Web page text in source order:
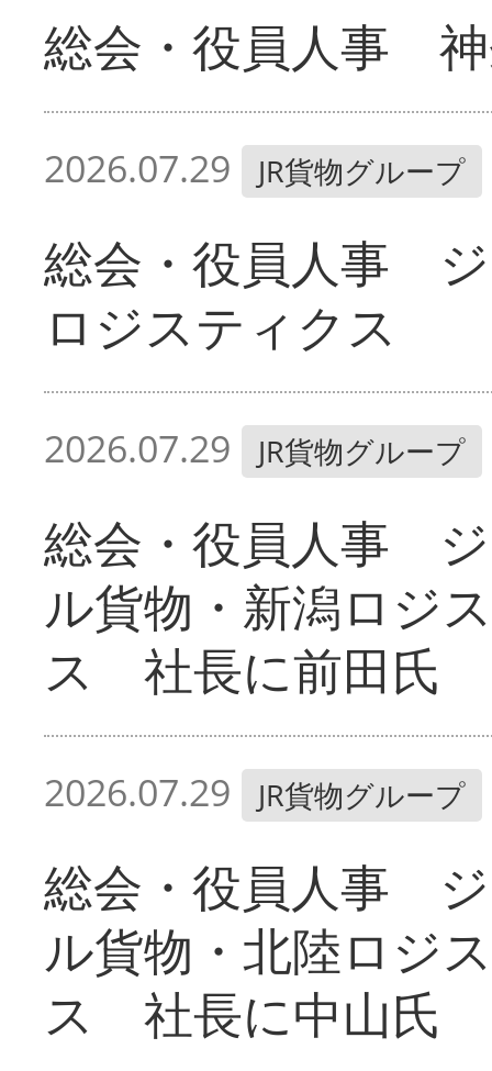
総会・役員人事
2026.07.29 JR貨物グループ
総会・役員人事
ロジスティクス
2026.07.29 JR貨物グループ
総会・役員人事
ル貨物・新潟ロジ
ス 社長に前田氏
2026.07.29 JR貨物グループ
総会・役員人事
ル貨物・北陸ロジ
ス 社長に中山氏